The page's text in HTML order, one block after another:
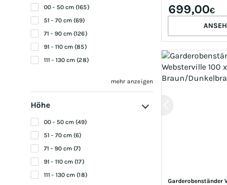
00 - 50 cm (165)
51 - 70 cm (69)
71 - 90 cm (126)
91 - 110 cm (85)
111 - 130 cm (28)
mehr anzeigen
Höhe
00 - 50 cm (49)
51 - 70 cm (6)
71 - 90 cm (7)
91 - 110 cm (17)
111 - 130 cm (18)
Garderoben-Sets &
Garderoben-Sets
699,00€
Garderobenständer